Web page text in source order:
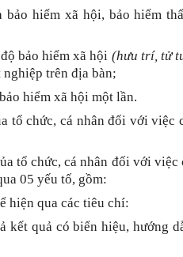
hiểm xã hội, bảo hiểm
bảo hiểm xã hội (hưu trí, tử
nghiệp trên địa bàn;
hiểm xã hội một lần.
tổ chức, cá nhân đối với việc
tổ chức, cá nhân đối với
05 yếu tố, gồm:
hiện qua các tiêu chí:
kết quả có biển hiệu, hướng